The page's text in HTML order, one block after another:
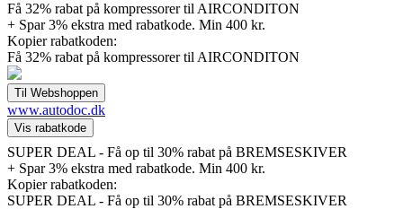
Få 32% rabat på kompressorer til AIRCONDITON
+ Spar 3% ekstra med rabatkode. Min 400 kr.
Kopier rabatkoden:
Få 32% rabat på kompressorer til AIRCONDITON
www.autodoc.dk
SUPER DEAL - Få op til 30% rabat på BREMSESKIVER
+ Spar 3% ekstra med rabatkode. Min 400 kr.
Kopier rabatkoden:
SUPER DEAL - Få op til 30% rabat på BREMSESKIVER